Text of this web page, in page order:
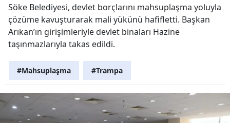
Söke Belediyesi, devlet borçlarını mahsuplaşma yoluyla
çözüme kavuşturarak mali yükünü hafifletti. Başkan
Arıkan’ın girişimleriyle devlet binaları Hazine
taşınmazlarıyla takas edildi.
#Mahsuplaşma #Trampa